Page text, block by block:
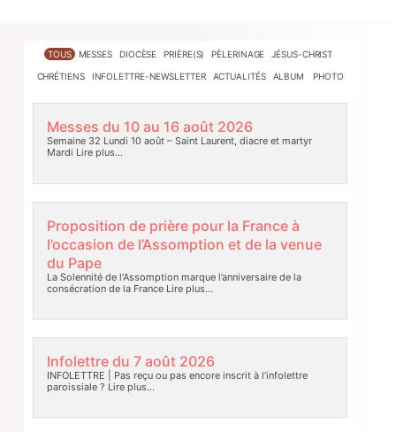
TOUS MESSES DIOCÈSE PRIÈRE(S) PÈLERINAGE JÉSUS-CHRIST
CHRÉTIENS INFOLETTRE-NEWSLETTER ACTUALITÉS ALBUM PHOTO
Messes du 10 au 16 août 2026
Semaine 32 Lundi 10 août – Saint Laurent, diacre et martyr
Mardi Lire plus…
Proposition de prière pour la France à
l’occasion de l’Assomption et de la venue
du Pape
La Solennité de l’Assomption marque l’anniversaire de la
consécration de la FranceLire plus…
Infolettre du 7 août 2026
INFOLETTRE | Pas reçu ou pas encore inscrit à l’infolettre
paroissiale ? Lire plus…